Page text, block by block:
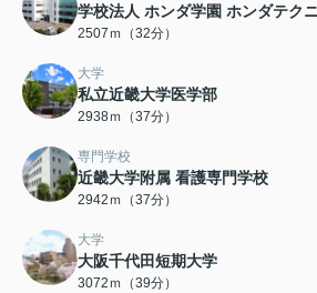
学校法人 ホンダ学園 ホンダテク
2507ｍ（32分）
大学
私立近畿大学医学部
2938ｍ（37分）
専門学校
近畿大学附属 看護専門学校
2942ｍ（37分）
大学
大阪千代田短期大学
3072ｍ（39分）